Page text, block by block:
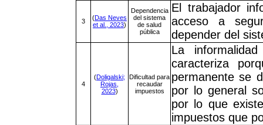
3 (Das Neves
et al., 2023)
Dependencia
del sistema
de salud
pública
El trabajador
acceso a
depender del
4
(Doligalski;
Rojas,
2023)
Dificultad para
recaudar
impuestos
La
caracteriza
permanente se
por lo general
por lo que
impuestos que